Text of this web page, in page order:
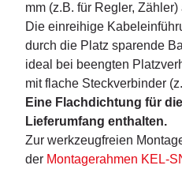
mm (z.B. für Regler, Zähler)
Die einreihige
durch die Platz sparende
ideal bei beengten
mit flache Steckverbinder
Eine Flachdichtung für
Lieferumfang enthalten.
Zur werkzeugfreien
der Montagerahmen KEL-